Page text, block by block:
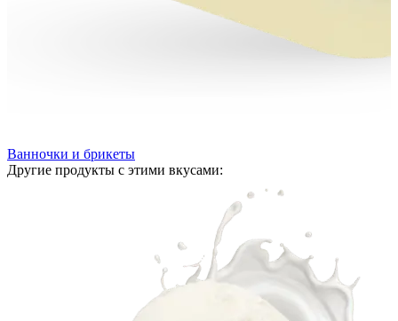
Ванночки и брикеты
Другие продукты с этими вкусами: